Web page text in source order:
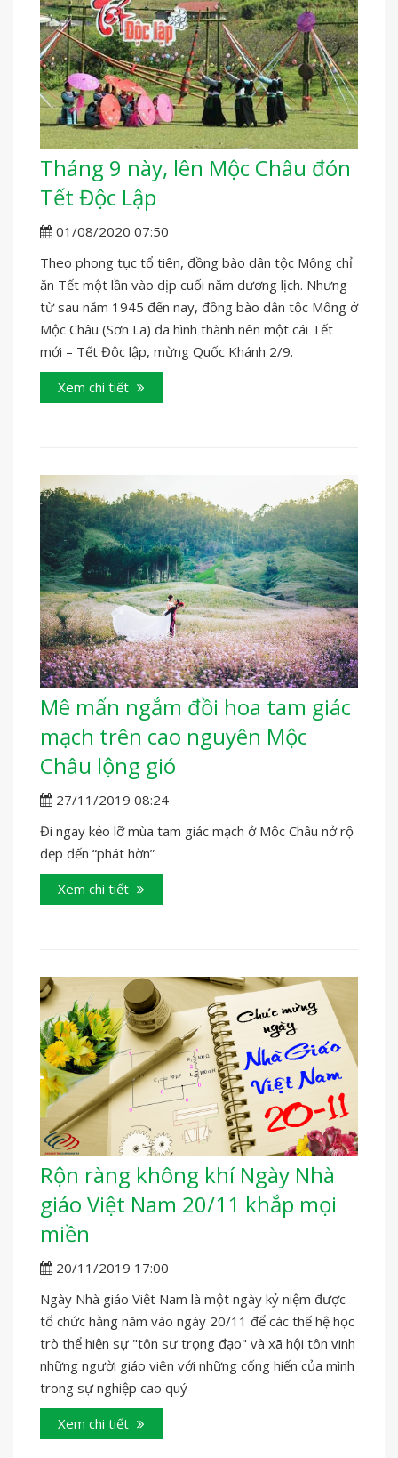
Tháng 9 này, lên Mộc Châu đón
Tết Độc Lập
01/08/2020 07:50
Theo phong tục tổ tiên, đồng bào dân tộc Mông chỉ
ăn Tết một lần vào dịp cuối năm dương lịch. Nhưng
từ sau năm 1945 đến nay, đồng bào dân tộc Mông ở
Mộc Châu (Sơn La) đã hình thành nên một cái Tết
mới – Tết Độc lập, mừng Quốc Khánh 2/9.
Xem chi tiết
Mê mẩn ngắm đồi hoa tam giác
mạch trên cao nguyên Mộc
Châu lộng gió
27/11/2019 08:24
Đi ngay kẻo lỡ mùa tam giác mạch ở Mộc Châu nở rộ
đẹp đến “phát hờn”
Xem chi tiết
Rộn ràng không khí Ngày Nhà
giáo Việt Nam 20/11 khắp mọi
miền
20/11/2019 17:00
Ngày Nhà giáo Việt Nam là một ngày kỷ niệm được
tổ chức hằng năm vào ngày 20/11 để các thế hệ học
trò thể hiện sự "tôn sư trọng đạo" và xã hội tôn vinh
những người giáo viên với những cống hiến của mình
trong sự nghiệp cao quý
Xem chi tiết